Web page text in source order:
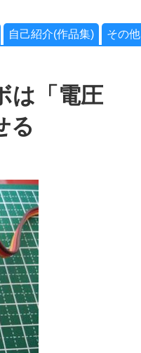
自己紹介(作品集) その他
は「電圧
る